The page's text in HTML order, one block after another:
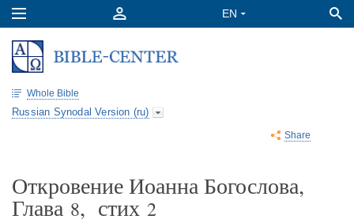
Whole Bible
Russian Synodal Version (ru)
Share
Откровение Иоанна Богослова,
Глава 8, стих 2